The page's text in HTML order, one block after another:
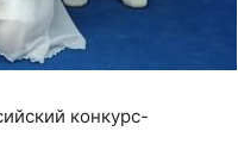
конкурс-